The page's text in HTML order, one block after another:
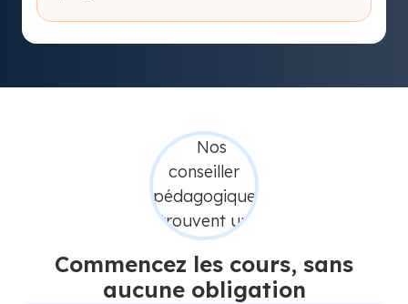
Commencez les cours, sans
aucune obligation